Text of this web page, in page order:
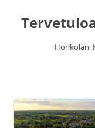
Honkolan,